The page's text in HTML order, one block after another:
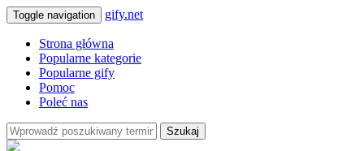
Toggle navigation gify.net
Strona główna
Popularne kategorie
Popularne gify
Pomoc
Poleć nas
Szukaj